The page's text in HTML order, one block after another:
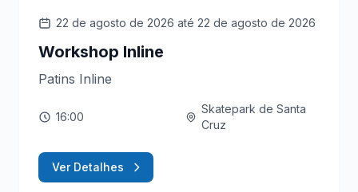
22 de agosto de 2026 até 22 de agosto de 2026
Workshop Inline
Patins Inline
16:00
Skatepark de Santa
Cruz
Ver Detalhes